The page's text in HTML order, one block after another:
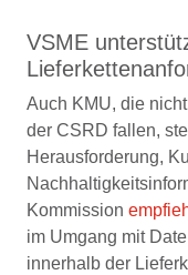
VSME
Auch KMU, die
der CSRD fallen,
Herausforderung,
Kommission
im Umgang mit
innerhalb der